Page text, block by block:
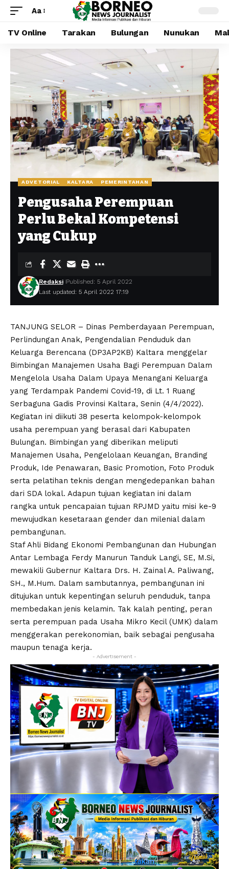
Aa
TV Online Tarakan Bulungan Nunukan
ADVETORIAL KALTARA PEMERINTAHAN
Pengusaha Perempuan
Perlu Bekal Kompetensi
yang Cukup
Last updated: 5 April 2022 17:19
Redaksi Published: 5 April 2022
TANJUNG SELOR – Dinas Pemberdayaan Perempuan,
Perlindungan Anak, Pengendalian Penduduk dan
Keluarga Berencana (DP3AP2KB) Kaltara menggelar
Bimbingan Manajemen Usaha Bagi Perempuan Dalam
Mengelola Usaha Dalam Upaya Menangani Keluarga
yang Terdampak Pandemi Covid-19, di Lt. 1 Ruang
Serbaguna Gadis Provinsi Kaltara, Senin (4/4/2022).
Kegiatan ini diikuti 38 peserta kelompok-kelompok
usaha perempuan yang berasal dari Kabupaten
Bulungan. Bimbingan yang diberikan meliputi
Manajemen Usaha, Pengelolaan Keuangan, Branding
Produk, Ide Penawaran, Basic Promotion, Foto Produk
serta pelatihan teknis dengan mengedepankan bahan
dari SDA lokal. Adapun tujuan kegiatan ini dalam
rangka untuk pencapaian tujuan RPJMD yaitu misi ke-9
mewujudkan kesetaraan gender dan milenial dalam
pembangunan.
Staf Ahli Bidang Ekonomi Pembangunan dan Hubungan
Antar Lembaga Ferdy Manurun Tanduk Langi, SE, M.Si,
mewakili Gubernur Kaltara Drs. H. Zainal A. Paliwang,
SH., M.Hum. Dalam sambutannya, pembangunan ini
ditujukan untuk kepentingan seluruh penduduk, tanpa
membedakan jenis kelamin. Tak kalah penting, peran
serta perempuan pada Usaha Mikro Kecil (UMK) dalam
menggerakan perekonomian, baik sebagai pengusaha
maupun tenaga kerja.
- Advertisement -